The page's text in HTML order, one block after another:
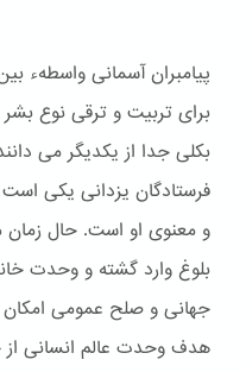
پیامبران آسمانی واسطهء
برای تربیت و ترقی نوع بشر
بکلی جدا از یکدیگر می
فرستادگان یزدانی یکی
و معنوی او است. حال زمان
بلوغ وارد گشته و وحدت
جهانی و صلح عمومی
هدف وحدت عالم انسانی از